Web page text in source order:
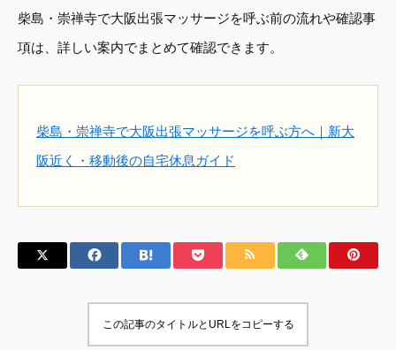
柴島・崇禅寺で大阪出張マッサージを呼ぶ前の流れや確認事
項は、詳しい案内でまとめて確認できます。
柴島・崇禅寺で大阪出張マッサージを呼ぶ方へ｜新大
阪近く・移動後の自宅休息ガイド
この記事のタイトルとURLをコピーする